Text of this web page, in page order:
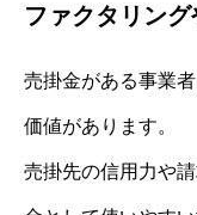
ファクタリン
売掛金がある事業
価値があります。
売掛先の信用力や